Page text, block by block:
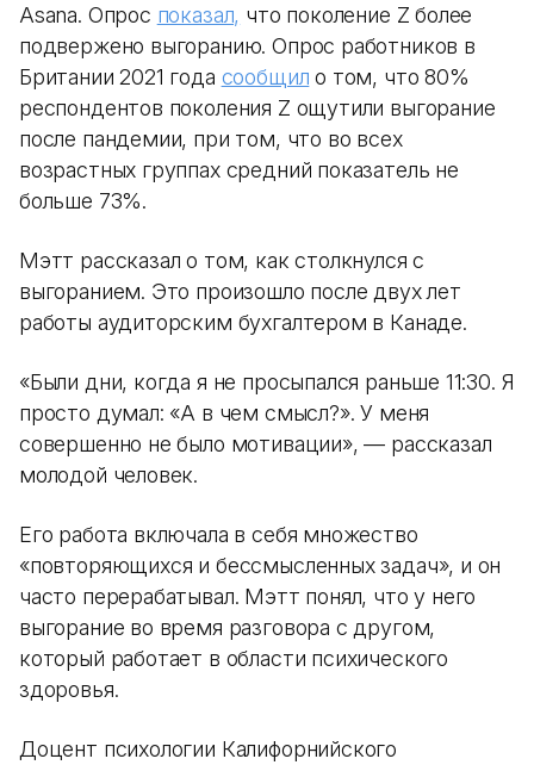
Asana. Опрос показал, что поколение Z более
подвержено выгоранию. Опрос работников в
Британии 2021 года сообщил о том, что 80%
респондентов поколения Z ощутили выгорание
после пандемии, при том, что во всех
возрастных группах средний показатель не
больше 73%.
Мэтт рассказал о том, как столкнулся с
выгоранием. Это произошло после двух лет
работы аудиторским бухгалтером в Канаде.
«Были дни, когда я не просыпался раньше 11:30. Я
просто думал: «А в чем смысл?». У меня
совершенно не было мотивации», — рассказал
молодой человек.
Его работа включала в себя множество
«повторяющихся и бессмысленных задач», и он
часто перерабатывал. Мэтт понял, что у него
выгорание во время разговора с другом,
который работает в области психического
здоровья.
Доцент психологии Калифорнийского